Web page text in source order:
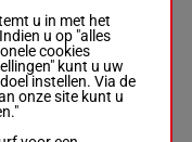
u in met het
u op "alles
cookies
kunt u uw
instellen. Via de
onze site kunt u